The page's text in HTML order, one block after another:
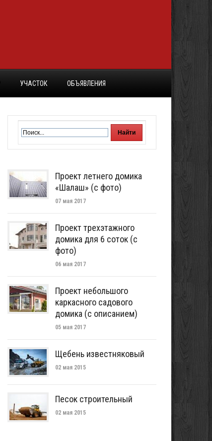
УЧАСТОК ОБЪЯВЛЕНИЯ
Проект летнего домика
«Шалаш» (с фото)
07 мая 2017
Проект трехэтажного
домика для 6 соток (с
фото)
06 мая 2017
Проект небольшого
каркасного садового
домика (с описанием)
05 мая 2017
Щебень известняковый
02 мая 2015
Песок строительный
02 мая 2015